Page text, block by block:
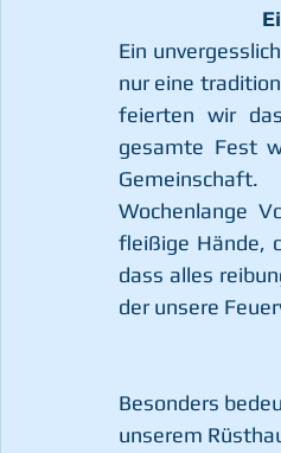
Ein
nur eine
feierten wir
gesamte Fest
Gemeinschaft.
Wochenlange
fleißige Hände,
dass alles
der unsere
Besonders
unserem